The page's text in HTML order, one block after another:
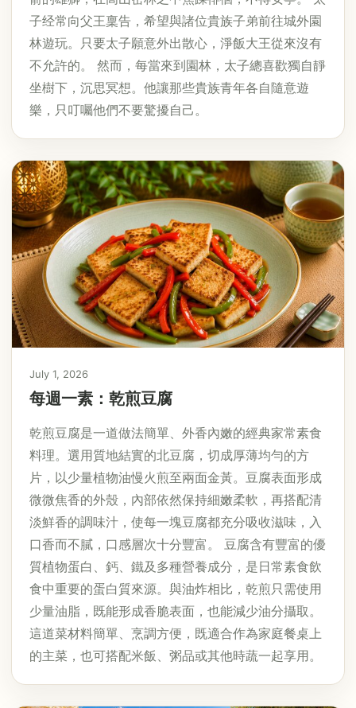
子经常向父王稟告，希望與諸位貴族子弟前往城外園
林遊玩。只要太子願意外出散心，淨飯大王從來沒有
不允許的。 然而，每當來到園林，太子總喜歡獨自靜
坐樹下，沉思冥想。他讓那些貴族青年各自隨意遊
樂，只叮囑他們不要驚擾自己。
July 1, 2026
每週一素：乾煎豆腐
乾煎豆腐是一道做法簡單、外香內嫩的經典家常素食
料理。選用質地結實的北豆腐，切成厚薄均勻的方
片，以少量植物油慢火煎至兩面金黃。豆腐表面形成
微微焦香的外殼，內部依然保持細嫩柔軟，再搭配清
淡鮮香的調味汁，使每一塊豆腐都充分吸收滋味，入
口香而不膩，口感層次十分豐富。 豆腐含有豐富的優
質植物蛋白、鈣、鐵及多種營養成分，是日常素食飲
食中重要的蛋白質來源。與油炸相比，乾煎只需使用
少量油脂，既能形成香脆表面，也能減少油分攝取。
這道菜材料簡單、烹調方便，既適合作為家庭餐桌上
的主菜，也可搭配米飯、粥品或其他時蔬一起享用。